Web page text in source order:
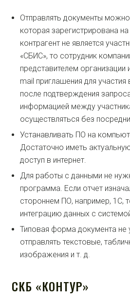
Отправлять документы
которая зарегистрирована
контрагент не является
«СБИС», то сотрудник
представителем
mail приглашения для
после подтверждения
информацией между
осуществляться без
Устанавливать ПО на
Достаточно иметь
доступ в интернет.
Для работы с данными не
программа. Если отчет
стороннем ПО, например, 1С,
интеграцию данных с
Типовая форма документа
отправлять текстовые,
изображения и т. д.
СКБ «КОНТУР»